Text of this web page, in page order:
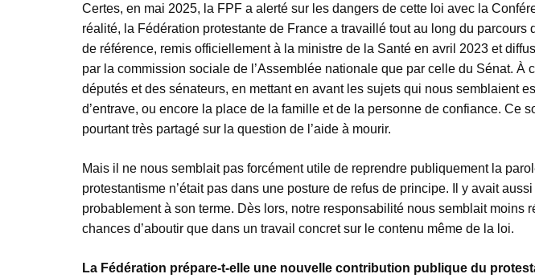
Certes, en mai 2025, la FPF a alerté sur les dangers de cette loi avec la
réalité, la Fédération protestante de France a travaillé tout au long du
de référence, remis officiellement à la ministre de la Santé en avril 2023 et
par la commission sociale de l’Assemblée nationale que par celle du Sénat.
députés et des sénateurs, en mettant en avant les sujets qui nous semblaient
d’entrave, ou encore la place de la famille et de la personne de confiance. Ce
pourtant très partagé sur la question de l’aide à mourir.
Mais il ne nous semblait pas forcément utile de reprendre publiquement la
protestantisme n’était pas dans une posture de refus de principe. Il y avait
probablement à son terme. Dès lors, notre responsabilité nous semblait
chances d’aboutir que dans un travail concret sur le contenu même de la loi.
La Fédération prépare-t-elle une nouvelle contribution publique du